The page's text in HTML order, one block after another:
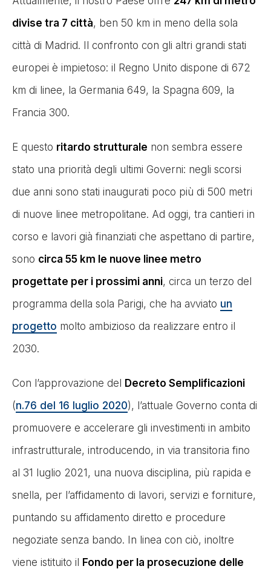
divise tra 7 città, ben 50 km in meno della sola
città di Madrid. Il confronto con gli altri grandi stati
europei è impietoso: il Regno Unito dispone di 672
km di linee, la Germania 649, la Spagna 609, la
Francia 300.
E questo ritardo strutturale non sembra essere
stato una priorità degli ultimi Governi: negli scorsi
due anni sono stati inaugurati poco più di 500 metri
di nuove linee metropolitane. Ad oggi, tra cantieri in
corso e lavori già finanziati che aspettano di partire,
sono circa 55 km le nuove linee metro
progettate per i prossimi anni, circa un terzo del
programma della sola Parigi, che ha avviato un
progetto molto ambizioso da realizzare entro il
2030.
Con l’approvazione del
Decreto Semplificazioni
(n.76 del 16 luglio 2020), l’attuale Governo conta di
promuovere e accelerare gli investimenti in ambito
infrastrutturale, introducendo, in via transitoria fino
al 31 luglio 2021, una nuova disciplina, più rapida e
snella, per l’affidamento di lavori, servizi e forniture,
puntando su affidamento diretto e procedure
negoziate senza bando. In linea con ciò, inoltre
viene istituito il
Fondo per la prosecuzione delle